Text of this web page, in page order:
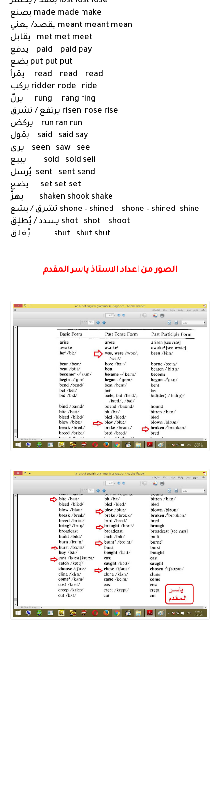
made made make
يصنع
meant meant mean
يقصد/ يعني
met met meet يقابل
paid
paid pay
يدفع
put put put
يضع
read
read read
يقرأ
ridden rode ride
يركب
rung
rang ring
يرنّ
risen rose rise
يرتفع / تشرق
run ran run
يركض
said
said say
يقول
seen
saw see
يرى
sold
sold sell
يبيع
sent
sent send
يُرسل
set set set
يضع
shaken shook shake
يهزّ
shone – shined
shone – shined shine
تشرق / يشع
shot
shot shoot
يسدد / يُطلِق
shut
shut shut يُغلق
الصور من اعداد الاستاذ ياسر المقدم